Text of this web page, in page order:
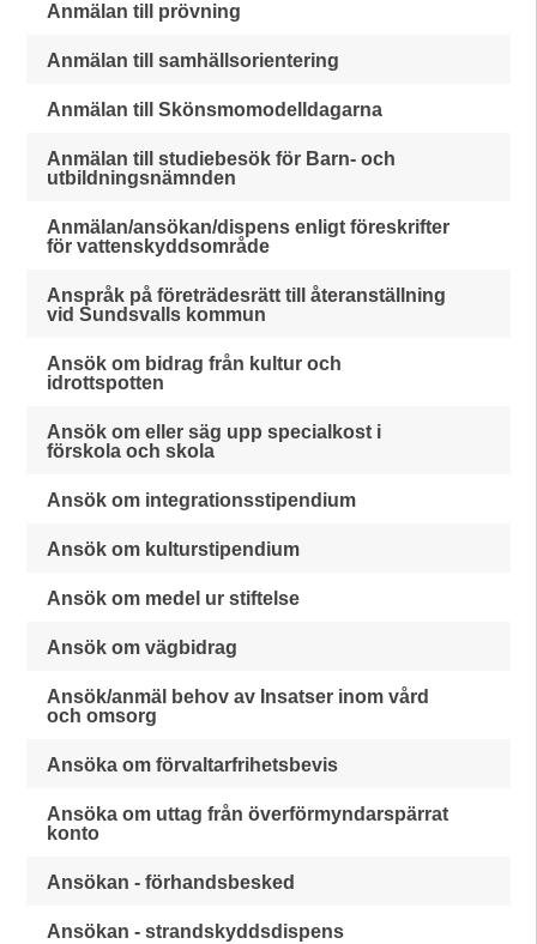
Anmälan till prövning
Anmälan till samhällsorientering
Anmälan till Skönsmomodelldagarna
Anmälan till studiebesök för Barn- och
utbildningsnämnden
Anmälan/ansökan/dispens enligt föreskrifter
för vattenskyddsområde
Anspråk på företrädesrätt till återanställning
vid Sundsvalls kommun
Ansök om bidrag från kultur och
idrottspotten
Ansök om eller säg upp specialkost i
förskola och skola
Ansök om integrationsstipendium
Ansök om kulturstipendium
Ansök om medel ur stiftelse
Ansök om vägbidrag
Ansök/anmäl behov av Insatser inom vård
och omsorg
Ansöka om förvaltarfrihetsbevis
Ansöka om uttag från överförmyndarspärrat
konto
Ansökan - förhandsbesked
Ansökan - strandskyddsdispens